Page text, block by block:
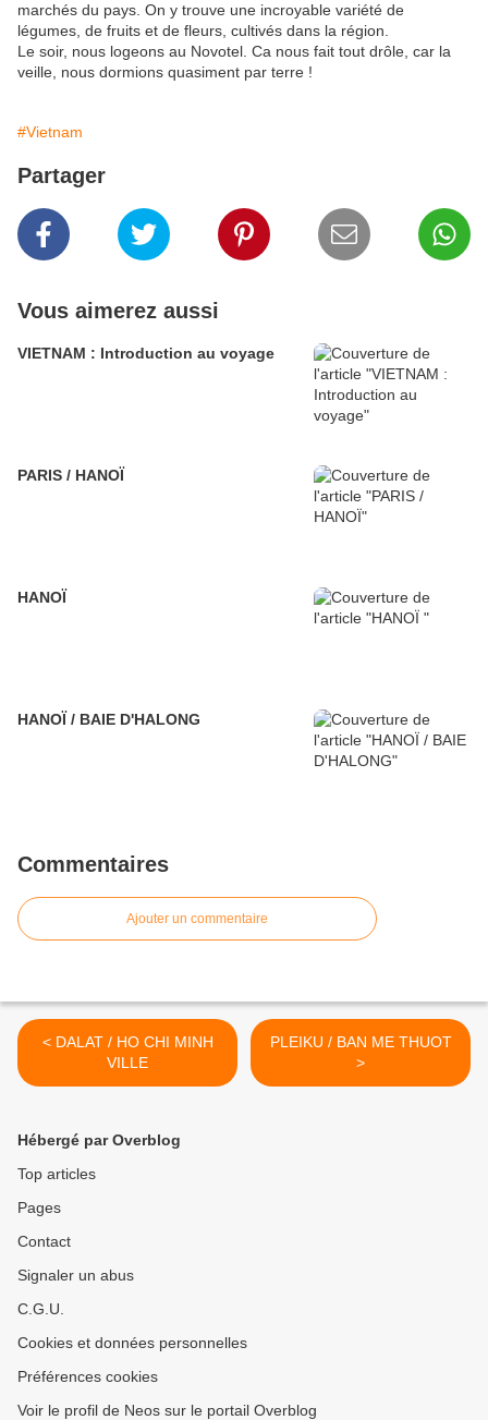
marchés du pays. On y trouve une incroyable variété de
légumes, de fruits et de fleurs, cultivés dans la région.
Le soir, nous logeons au Novotel. Ca nous fait tout drôle, car la
veille, nous dormions quasiment par terre !
#Vietnam
Partager
Vous aimerez aussi
VIETNAM : Introduction au voyage
PARIS / HANOÏ
HANOÏ
HANOÏ / BAIE D'HALONG
Commentaires
Ajouter un commentaire
< DALAT / HO CHI MINH
VILLE
PLEIKU / BAN ME THUOT
>
Hébergé par Overblog
Top articles
Pages
Contact
Signaler un abus
C.G.U.
Cookies et données personnelles
Préférences cookies
Voir le profil de Neos sur le portail Overblog